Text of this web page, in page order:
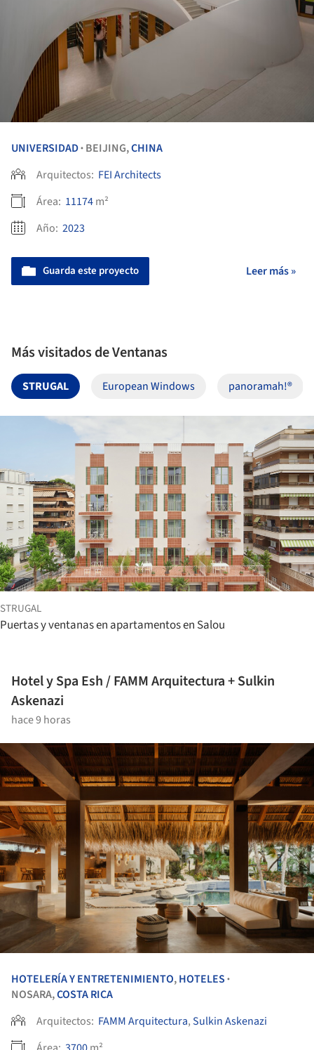
UNIVERSIDAD• BEIJING,CHINA
Arquitectos: FEI Architects
Área: 11174m²
Año: 2023
Guarda este proyecto Leer más »
Más visitados de Ventanas
STRUGAL European Windows panoramah!®
STRUGAL
Puertas y ventanas en apartamentos en Salou
Hotel y Spa Esh / FAMM Arquitectura + Sulkin
Askenazi
hace 9 horas
HOTELERÍA Y ENTRETENIMIENTO,HOTELES •
NOSARA,COSTA RICA
Arquitectos: FAMM Arquitectura,Sulkin Askenazi